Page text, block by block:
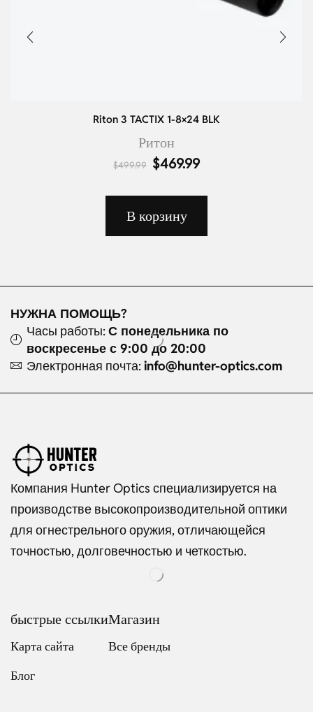
Riton 3 TACTIX 1-8×24 BLK
Ритон
$499.99 $469.99
В корзину
НУЖНА ПОМОЩЬ?
Часы работы: С понедельника по
воскресенье с 9:00 до 20:00
Электронная почта: info@hunter-optics.com
Компания Hunter Optics специализируется на
производстве высокопроизводительной оптики
для огнестрельного оружия, отличающейся
точностью, долговечностью и четкостью.
быстрые ссылки
Карта сайта
Блог
Магазин
Все бренды